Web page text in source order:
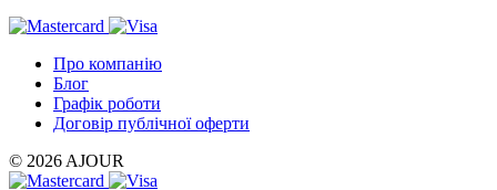
Про компанію
Блог
Графік роботи
Договір публічної оферти
© 2026 AJOUR